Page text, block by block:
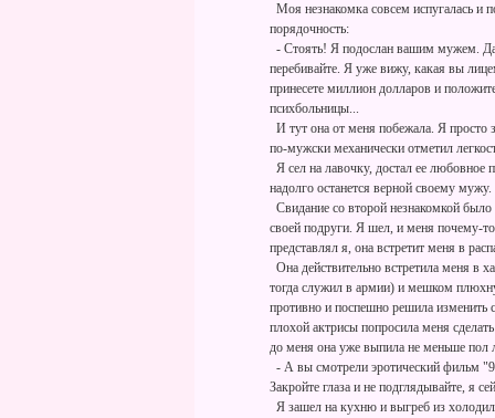
Моя незнакомка совсем испугалась и
порядочность:
- Стоять! Я подослан вашим мужем.
перебивайте. Я уже вижу, какая вы
принесете миллион долларов и
психбольницы...
И тут она от меня побежала. Я
по-мужски механически отметил
Я сел на лавочку, достал ее
надолго останется верной своему
Свидание со второй незнакомкой
своей подруги. Я шел, и меня почему-
представлял я, она встретит меня в
Она действительно встретила меня в
тогда служил в армии) и мешком
противно и поспешно решила изменить
плохой актрисы попросила меня
до меня она уже выпила не меньше пол
- А вы смотрели эротический фильм
Закройте глаза и не подглядывайте, я
Я зашел на кухню и выгреб из